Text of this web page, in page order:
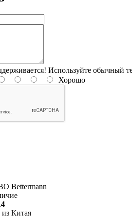
Используйте обычный
Хорошо
Bettermann
Китая